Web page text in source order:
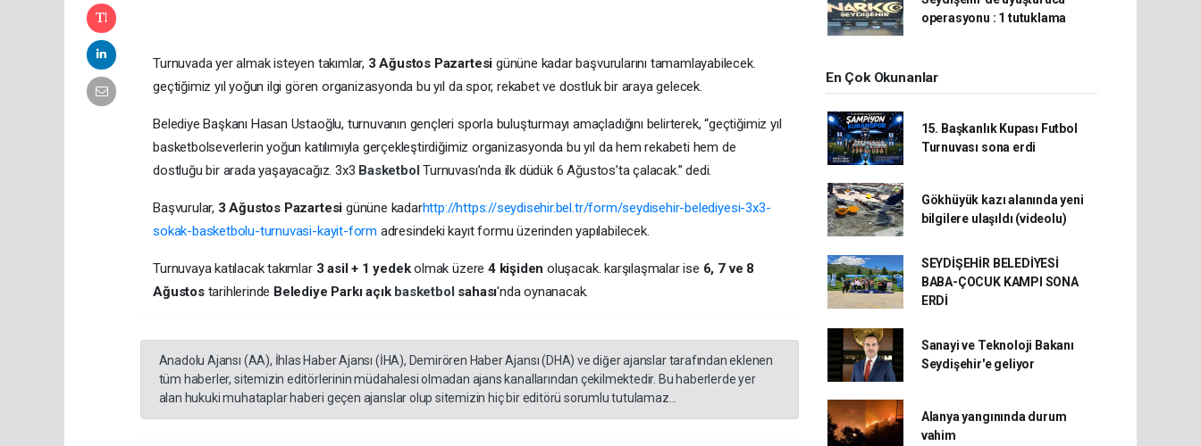
Turnuvada yer almak isteyen takımlar, 3 Ağustos Pazartesi gününe kadar başvurularını tamamlayabilecek.
geçtiğimiz yıl yoğun ilgi gören organizasyonda bu yıl da spor, rekabet ve dostluk bir araya gelecek.
Belediye Başkanı Hasan Ustaoğlu, turnuvanın gençleri sporla buluşturmayı amaçladığını belirterek, “geçtiğimiz yıl
basketbolseverlerin yoğun katılımıyla gerçekleştirdiğimiz organizasyonda bu yıl da hem rekabeti hem de
dostluğu bir arada yaşayacağız. 3x3 BasketbolTurnuvası’nda ilk düdük 6 Ağustos’ta çalacak.” dedi.
Başvurular, 3 Ağustos Pazartesi gününe kadarhttp://https://seydisehir.bel.tr/form/seydisehir-belediyesi-3x3-
sokak-basketbolu-turnuvasi-kayit-form adresindeki kayıt formu üzerinden yapılabilecek.
Turnuvaya katılacak takımlar 3 asil + 1 yedekolmak üzere 4 kişiden oluşacak. karşılaşmalar ise 6, 7 ve 8
Ağustostarihlerinde Belediye Parkı açık basketbol sahası'nda oynanacak.
Anadolu Ajansı (AA), İhlas Haber Ajansı (İHA), Demirören Haber Ajansı (DHA) ve diğer ajanslar tarafından eklenen
tüm haberler, sitemizin editörlerinin müdahalesi olmadan ajans kanallarından çekilmektedir. Bu haberlerde yer
alan hukuki muhataplar haberi geçen ajanslar olup sitemizin hiç bir editörü sorumlu tutulamaz...
operasyonu : 1 tutuklama
En Çok Okunanlar
15. Başkanlık Kupası Futbol
Turnuvası sona erdi
Gökhüyük kazı alanında yeni
bilgilere ulaşıldı (videolu)
SEYDİŞEHİR BELEDİYESİ
BABA-ÇOCUK KAMPI SONA
ERDİ
Sanayi ve Teknoloji Bakanı
Seydişehir'e geliyor
Alanya yangınında durum
vahim